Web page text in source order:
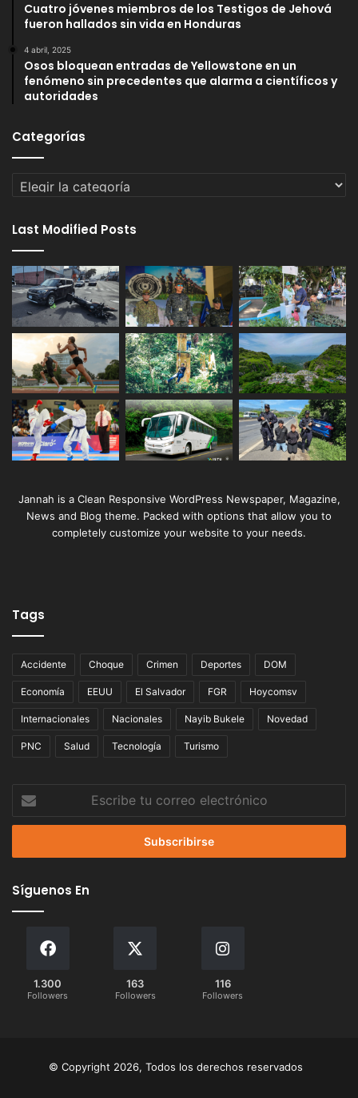
Cuatro jóvenes miembros de los Testigos de Jehová
fueron hallados sin vida en Honduras
4 abril, 2025
Osos bloquean entradas de Yellowstone en un
fenómeno sin precedentes que alarma a científicos y
autoridades
Categorías
Categorías
Last Modified Posts
Jannah is a Clean Responsive WordPress Newspaper, Magazine,
News and Blog theme. Packed with options that allow you to
completely customize your website to your needs.
Tags
Accidente Choque Crimen Deportes DOM
Economía EEUU El Salvador FGR Hoycomsv
Internacionales Nacionales Nayib Bukele Novedad
PNC Salud Tecnología Turismo
correo
Síguenos En
1.300
Followers
163
Followers
116
Followers
© Copyright 2026, Todos los derechos reservados